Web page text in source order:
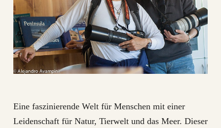
Eine faszinierende Welt für Menschen mit einer
Leidenschaft für Natur, Tierwelt und das Meer. Dieser